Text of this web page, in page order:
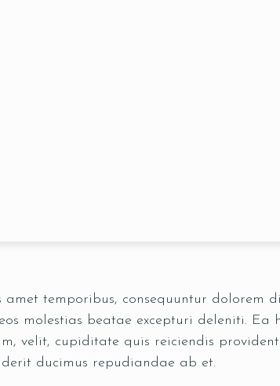
temporibus, consequuntur dolorem
molestias beatae excepturi deleniti. Ea
velit, cupiditate quis reiciendis
ducimus repudiandae ab et.